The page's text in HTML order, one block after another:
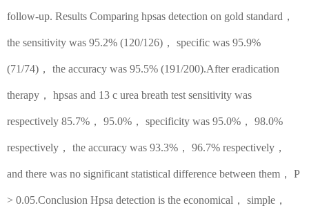
follow-up. Results Comparing hpsas detection on gold standard ，
the sensitivity was 95.2% (120/126) ， specific was 95.9%
(71/74) ， the accuracy was 95.5% (191/200).After eradication
therapy ， hpsas and 13 c urea breath test sensitivity was
respectively 85.7% ， 95.0% ， specificity was 95.0% ， 98.0%
respectively ， the accuracy was 93.3% ， 96.7% respectively ，
and there was no significant statistical difference between them ， P
> 0.05.Conclusion Hpsa detection is the economical ， simple ，